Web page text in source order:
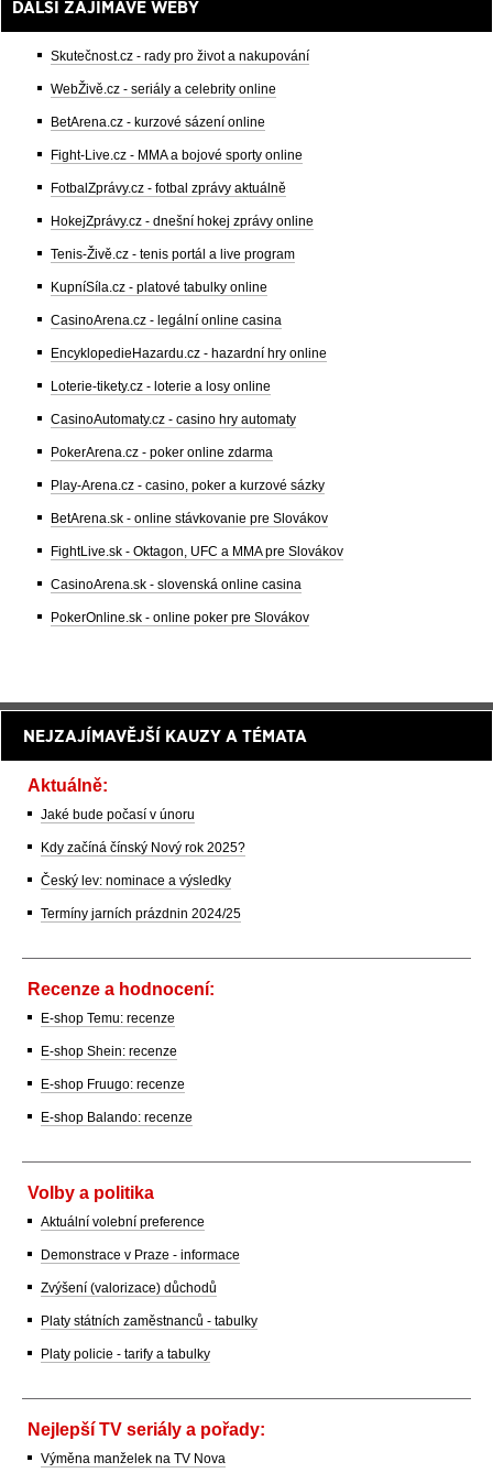
DALŠÍ ZAJÍMAVÉ WEBY
Skutečnost.cz - rady pro život a nakupování
WebŽivě.cz - seriály a celebrity online
BetArena.cz - kurzové sázení online
Fight-Live.cz - MMA a bojové sporty online
FotbalZprávy.cz - fotbal zprávy aktuálně
HokejZprávy.cz - dnešní hokej zprávy online
Tenis-Živě.cz - tenis portál a live program
KupníSíla.cz - platové tabulky online
CasinoArena.cz - legální online casina
EncyklopedieHazardu.cz - hazardní hry online
Loterie-tikety.cz - loterie a losy online
CasinoAutomaty.cz - casino hry automaty
PokerArena.cz - poker online zdarma
Play-Arena.cz - casino, poker a kurzové sázky
BetArena.sk - online stávkovanie pre Slovákov
FightLive.sk - Oktagon, UFC a MMA pre Slovákov
CasinoArena.sk - slovenská online casina
PokerOnline.sk - online poker pre Slovákov
NEJZAJÍMAVĚJŠÍ KAUZY A TÉMATA
Aktuálně:
Jaké bude počasí v únoru
Kdy začíná čínský Nový rok 2025?
Český lev: nominace a výsledky
Termíny jarních prázdnin 2024/25
Recenze a hodnocení:
E-shop Temu: recenze
E-shop Shein: recenze
E-shop Fruugo: recenze
E-shop Balando: recenze
Volby a politika
Aktuální volební preference
Demonstrace v Praze - informace
Zvýšení (valorizace) důchodů
Platy státních zaměstnanců - tabulky
Platy policie - tarify a tabulky
Nejlepší TV seriály a pořady:
Výměna manželek na TV Nova